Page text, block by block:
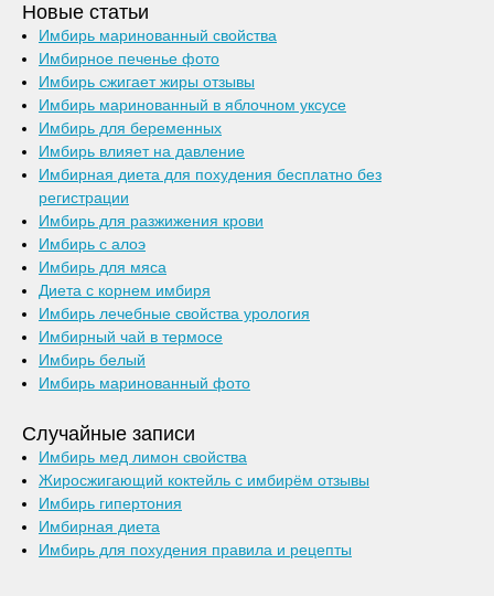
Новые статьи
Имбирь маринованный свойства
Имбирное печенье фото
Имбирь сжигает жиры отзывы
Имбирь маринованный в яблочном уксусе
Имбирь для беременных
Имбирь влияет на давление
Имбирная диета для похудения бесплатно без
регистрации
Имбирь для разжижения крови
Имбирь с алоэ
Имбирь для мяса
Диета с корнем имбиря
Имбирь лечебные свойства урология
Имбирный чай в термосе
Имбирь белый
Имбирь маринованный фото
Случайные записи
Имбирь мед лимон свойства
Жиросжигающий коктейль с имбирём отзывы
Имбирь гипертония
Имбирная диета
Имбирь для похудения правила и рецепты